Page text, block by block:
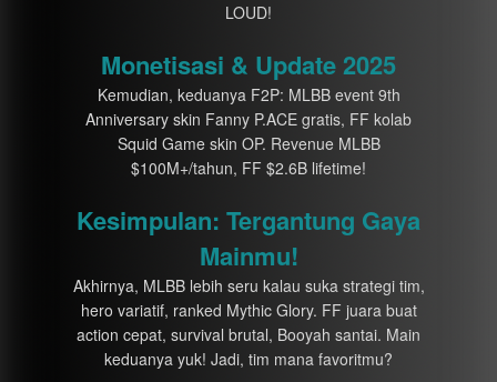
LOUD!
Monetisasi & Update 2025
Kemudian, keduanya F2P: MLBB event 9th
Anniversary skin Fanny P.ACE gratis, FF kolab
Squid Game skin OP. Revenue MLBB
$100M+/tahun, FF $2.6B lifetime!
Kesimpulan: Tergantung Gaya
Mainmu!
Akhirnya, MLBB lebih seru kalau suka strategi tim,
hero variatif, ranked Mythic Glory. FF juara buat
action cepat, survival brutal, Booyah santai. Main
keduanya yuk! Jadi, tim mana favoritmu?